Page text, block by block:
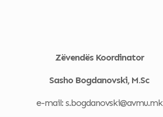
Zëvendës Koordinator
Sasho Bogdanovski, M.Sc
e-mail: s.bogdanovski@avmu.mk